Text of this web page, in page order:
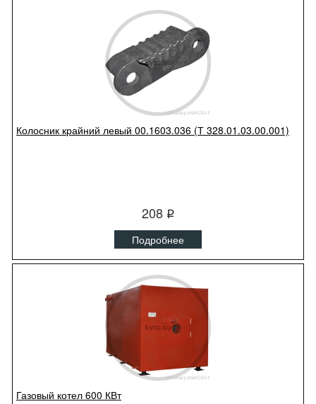
Колосник крайний левый 00.1603.036 (Т 328.01.03.00.001)
208 q
Подробнее
Газовый котел 600 КВт